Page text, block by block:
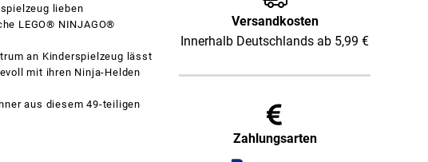
lieben
LEGO® NINJAGO®
an Kinderspielzeug lässt
mit ihren Ninja-Helden
aus diesem 49-teiligen
Versandkosten
Innerhalb Deutschlands ab 5,99 €
Zahlungsarten